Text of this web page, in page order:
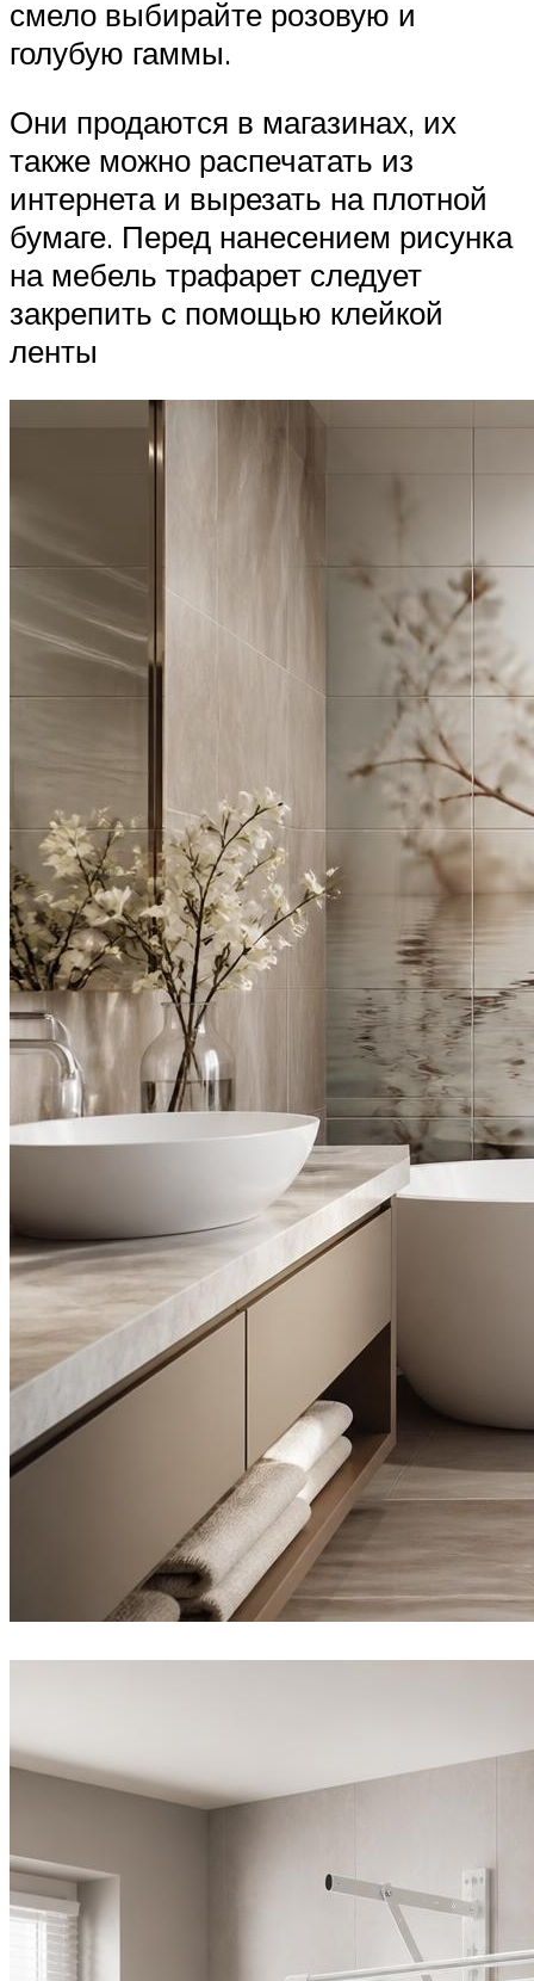
смело выбирайте розовую и
голубую гаммы.
Они продаются в магазинах, их
также можно распечатать из
интернета и вырезать на плотной
бумаге. Перед нанесением рисунка
на мебель трафарет следует
закрепить с помощью клейкой
ленты